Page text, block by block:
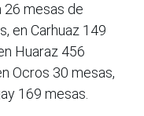
26 mesas de
en Carhuaz 149
Huaraz 456
Ocros 30 mesas,
169 mesas.